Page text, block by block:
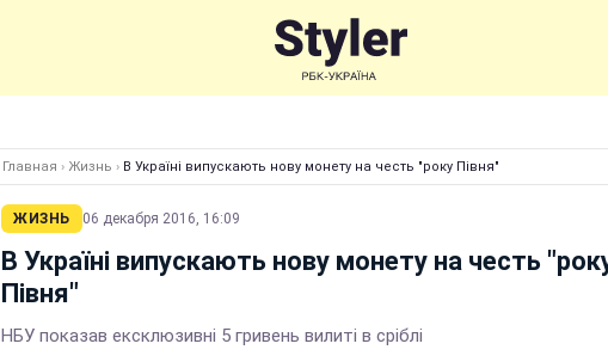
Главная › Жизнь › В Україні випускають нову монету на честь "року Півня"
ЖИЗНЬ 06 декабря 2016, 16:09
В Україні випускають нову монету на честь
Півня"
НБУ показав ексклюзивні 5 гривень вилиті в сріблі